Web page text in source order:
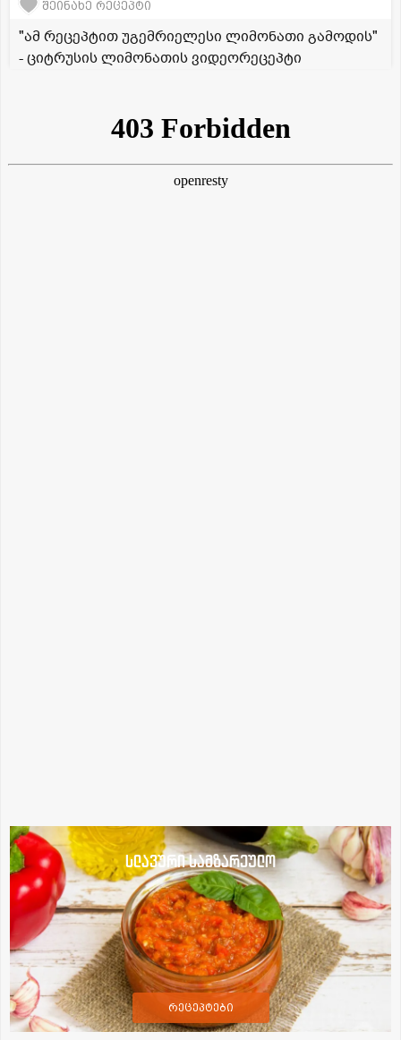
შეინახე რეცეპტი
"ამ რეცეპტით უგემრიელესი ლიმონათი გამოდის"
- ციტრუსის ლიმონათის ვიდეორეცეპტი
სლავური სამზარეულო
რეცეპტები